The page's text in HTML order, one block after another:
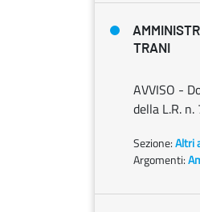
TRANI
AVVISO -
della L.R.
Sezione:Altri
Argomenti: